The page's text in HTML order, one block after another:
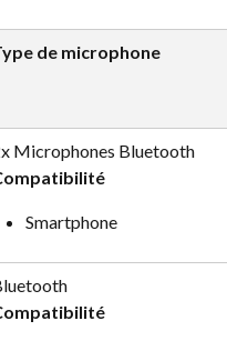
de microphone
Microphones Bluetooth
Smartphone